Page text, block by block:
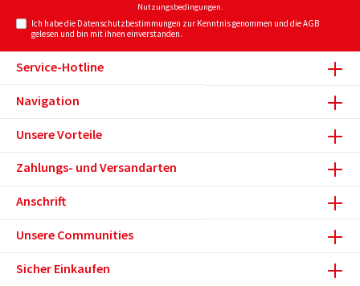
Nutzungsbedingungen.
Ich habe die Datenschutzbestimmungen zur Kenntnis genommen und dieAGB
gelesen und bin mit ihnen einverstanden.
Service-Hotline
Navigation
Unsere Vorteile
Zahlungs- und Versandarten
Anschrift
Unsere Communities
Sicher Einkaufen